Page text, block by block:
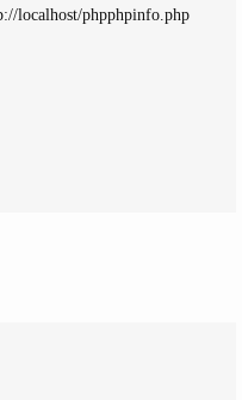
localhost/phpphpinfo.php